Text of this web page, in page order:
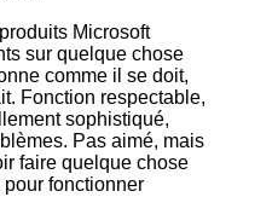
Microsoft
sur quelque chose
comme il se doit,
Fonction respectable,
sophistiqué,
Pas aimé, mais
faire quelque chose
fonctionner